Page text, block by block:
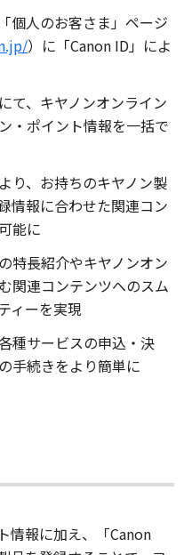
個人のお客さま」ページ
）に「Canon ID」によ
て、キヤノンオンライン
・ポイント情報を一括で
り、お持ちのキヤノン製
情報に合わせた関連コン
能に
特長紹介やキヤノンオン
関連コンテンツへのスム
ィーを実現
種サービスの申込・決
手続きをより簡単に
情報に加え、「Canon